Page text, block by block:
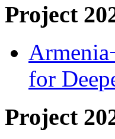
Project
for
Project